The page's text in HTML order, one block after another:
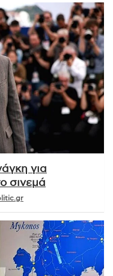
για
σινεμά